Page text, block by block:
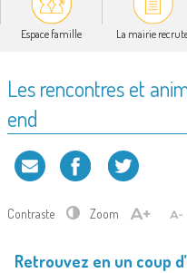
Espace famille La mairie
Les rencontres et
end
Contraste Zoom
Retrouvez en un coup